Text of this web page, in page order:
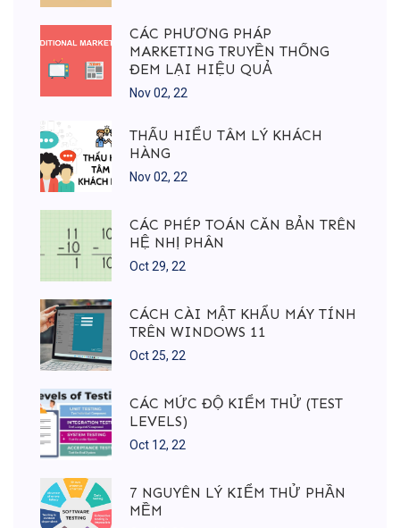
CÁC PHƯƠNG PHÁP
MARKETING TRUYỀN THỐNG
ĐEM LẠI HIỆU QUẢ
Nov 02, 22
THẤU HIỂU TÂM LÝ KHÁCH
HÀNG
Nov 02, 22
CÁC PHÉP TOÁN CĂN BẢN TRÊN
HỆ NHỊ PHÂN
Oct 29, 22
CÁCH CÀI MẬT KHẨU MÁY TÍNH
TRÊN WINDOWS 11
Oct 25, 22
CÁC MỨC ĐỘ KIỂM THỬ (TEST
LEVELS)
Oct 12, 22
7 NGUYÊN LÝ KIỂM THỬ PHẦN
MỀM